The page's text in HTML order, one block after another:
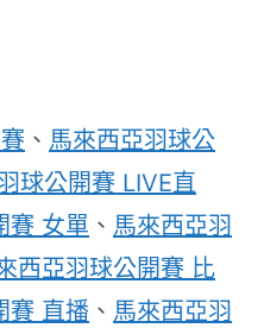
、 馬來西亞羽球公
球公開賽 LIVE直
賽 女單 、 馬來西亞羽
西亞羽球公開賽 比
賽 直播 、 馬來西亞羽